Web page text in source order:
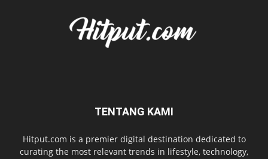
TENTANG KAMI
Hitput.com is a premier digital destination dedicated to
curating the most relevant trends in lifestyle, technology,